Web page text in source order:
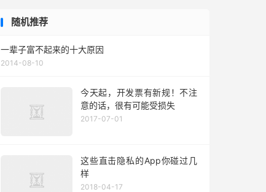
随机推荐
一辈子富不起来的十大原因
2014-08-10
今天起，开发票有新规！不注
意的话，很有可能受损失
2017-07-01
这些直击隐私的App你碰过几
样
2018-04-17